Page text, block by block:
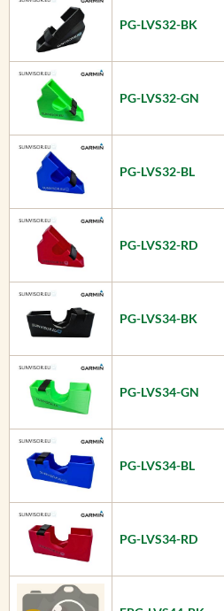
PG-LVS32-BK
PG-LVS32-GN
PG-LVS32-BL
PG-LVS32-RD
PG-LVS34-BK
PG-LVS34-GN
PG-LVS34-BL
PG-LVS34-RD